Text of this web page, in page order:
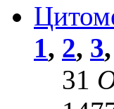
1, 2, 3,
31